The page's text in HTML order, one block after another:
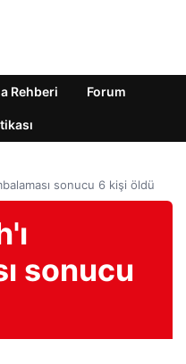
Rehberi Forum
sonucu 6 kişi öldü
sonucu